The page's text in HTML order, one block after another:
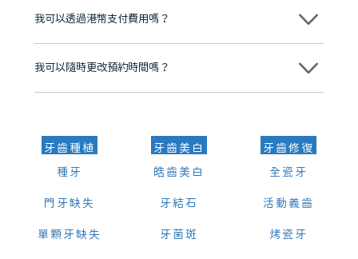
我可以透過港幣支付費用嗎？
可以。維港口腔會按照當日匯率轉算收取費用，而匯率會及時告知客人
我可以隨時更改預約時間嗎？
可以，請盡早通過wechat或whatsapp聯絡我們，告知我們你原本預約
牙齒種植
種牙
門牙缺失
單顆牙缺失
牙齒美白
皓齒美白
牙結石
牙菌斑
牙齒修復
全瓷牙
活動義齒
烤瓷牙